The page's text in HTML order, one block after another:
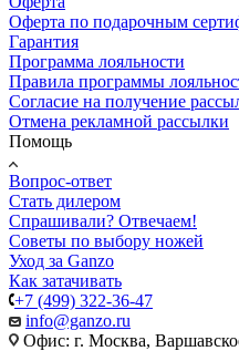
Оферта по подарочным
Гарантия
Программа лояльности
Правила программы
Согласие на получение
Отмена рекламной рассылки
Помощь
Вопрос-ответ
Стать дилером
Спрашивали? Отвечаем!
Советы по выбору ножей
Уход за Ganzo
Как затачивать
+7 (499) 322-36-47
info@ganzo.ru
Офис: г. Москва,